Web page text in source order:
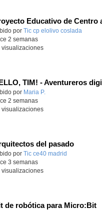
por Tic cp elolivo coslada
2 semanas
visualizaciones
TIM! - Aventureros
educativo.
por Maria P.
2 semanas
visualizaciones
del pasado
por Tic ce40 madrid
3 semanas
visualizaciones
de robótica para Micro:Bit